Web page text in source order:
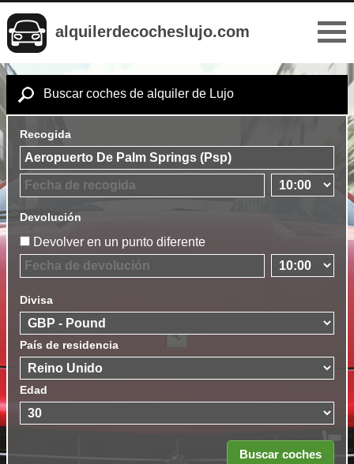
alquilerdecocheslujo.com
Buscar coches de alquiler de Lujo
Recogida
Devolución
Devolver en un punto diferente
Divisa
País de residencia
Edad